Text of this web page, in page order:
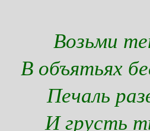
Возьми
В объятьях
Печаль
И грусть